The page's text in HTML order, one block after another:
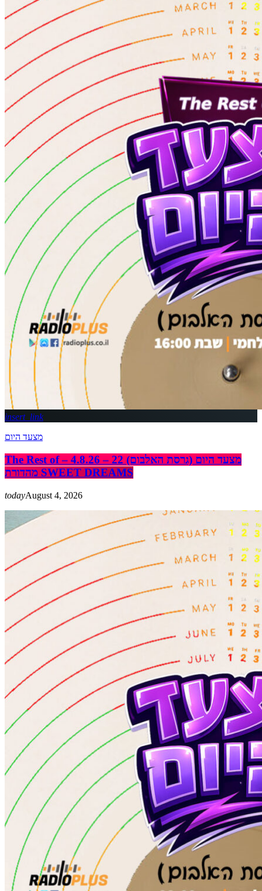
insert_link
מצעד היום
The Rest of מצעד היום (גרסת האלבום) 22 – 4.8.26 –
מהדורת SWEET DREAMS
todayAugust 4, 2026